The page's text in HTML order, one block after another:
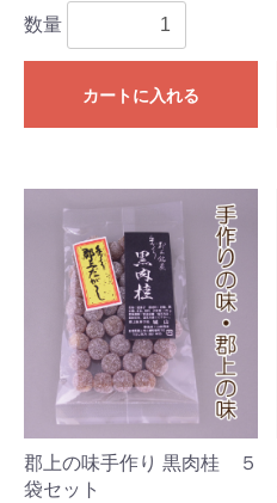
数量
カートに入れる
郡上の味手作り 黒肉桂 ５
袋セット